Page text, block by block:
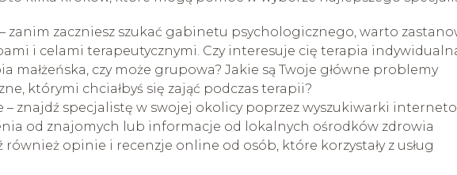
zanim zaczniesz szukać gabinetu psychologicznego, warto
i celami terapeutycznymi. Czy interesuje cię terapia
małżeńska, czy może grupowa? Jakie są Twoje główne problemy
którymi chciałbyś się zająć podczas terapii?
znajdź specjalistę w swojej okolicy poprzez wyszukiwarki
od znajomych lub informacje od lokalnych ośrodków zdrowia
również opinie i recenzje online od osób, które korzystały z usług